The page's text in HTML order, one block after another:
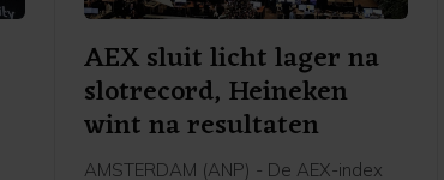
AEX sluit licht lager na
slotrecord, Heineken
wint na resultaten
AMSTERDAM (ANP) - De AEX-index